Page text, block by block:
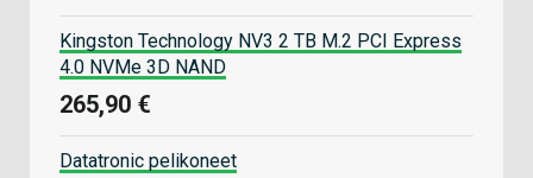
Kingston Technology NV3 2 TB M.2 PCI Express
4.0 NVMe 3D NAND
265,90 €
Datatronic pelikoneet